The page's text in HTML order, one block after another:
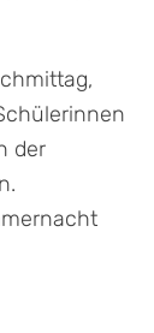
der